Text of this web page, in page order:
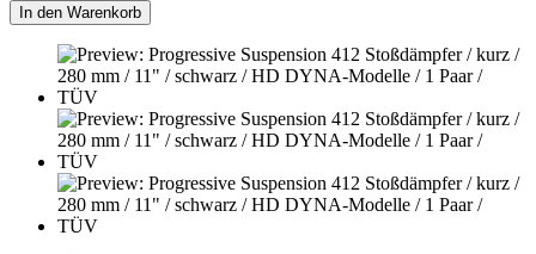
In den Warenkorb